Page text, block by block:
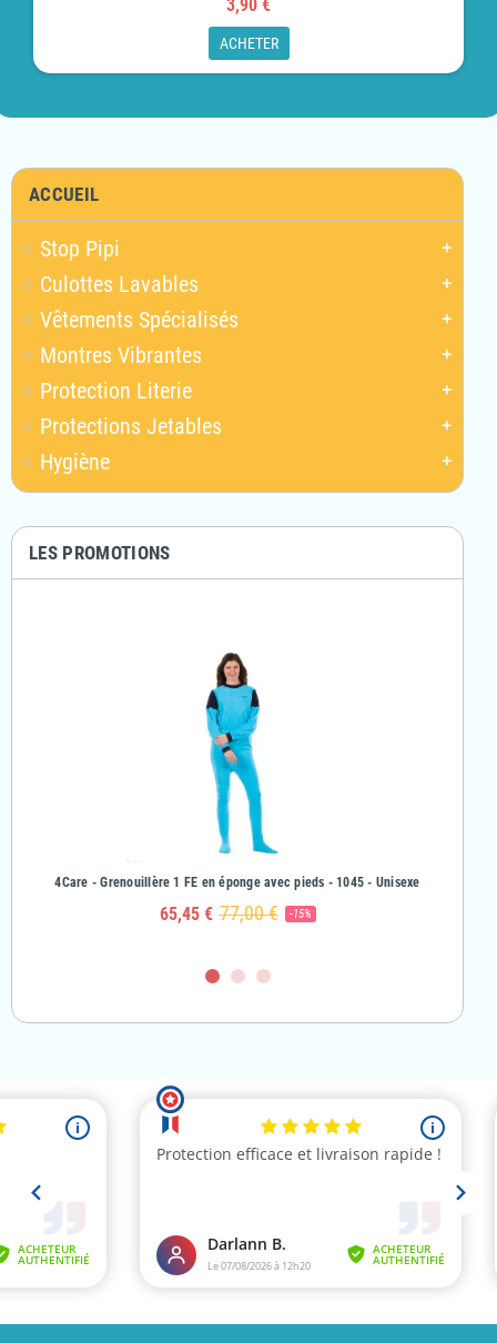
ACCUEIL
Stop Pipi add
Culottes Lavables add
Vêtements Spécialisés add
Montres Vibrantes add
Protection Literie add
Protections Jetables add
Hygiène add
LES PROMOTIONS
4Care - Grenouillère 1 FE en éponge avec pieds - 1045 - Unisexe
65,45 € 77,00 € -15%
3,90 €
ACHETER